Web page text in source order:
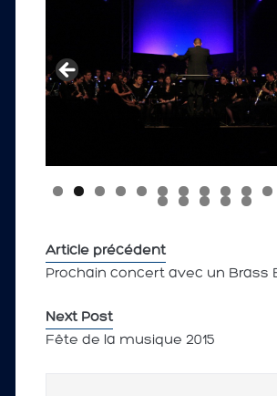
Article précédent
Prochain concert avec un Brass
Next Post
Fête de la musique 2015